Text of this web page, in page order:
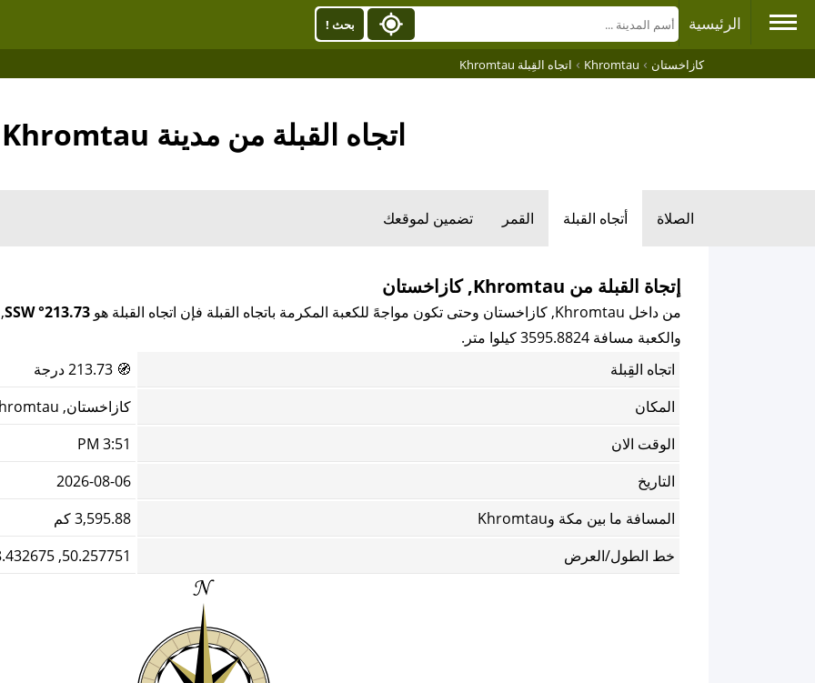
الرئيسية بحث !
كازاخستان ›
Khromtau
› اتجاه القِبلة Khromtau
اتجاه القبلة من مدينة Khromtau
الصلاة أتجاه القبلة القمر تضمين لموقعك
إتجاة القبلة من Khromtau, كازاخستان
من داخل Khromtau, كازاخستان وحتى تكون مواجهً للكعبة المكرمة باتجاه القبلة فإن اتجاه القبلة هو
213.73° SSW
والكعبة مسافة 3595.8824 كيلوا متر.
اتجاه القِبلة
🧭
المكان
كازاخستان, Khromtau
الوقت الان
3:51 PM
التاريخ
2026-08-06
المسافة ما بين مكة وKhromtau
3,595.88 كم
خط الطول/العرض
50.257751, 58.432675